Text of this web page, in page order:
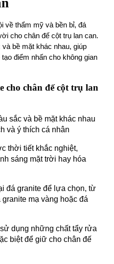
về thẩm mỹ và bền bỉ, đá
cho chân đế cột trụ lan can.
bề mặt khác nhau, giúp
điểm nhấn cho không gian
cho chân đế cột trụ lan
sắc và bề mặt khác nhau
và ý thích cá nhân
thời tiết khắc nghiệt,
sáng mặt trời hay hóa
đá granite để lựa chọn, từ
mạ vàng hoặc đá
dụng những chất tẩy rửa
biệt để giữ cho chân đế